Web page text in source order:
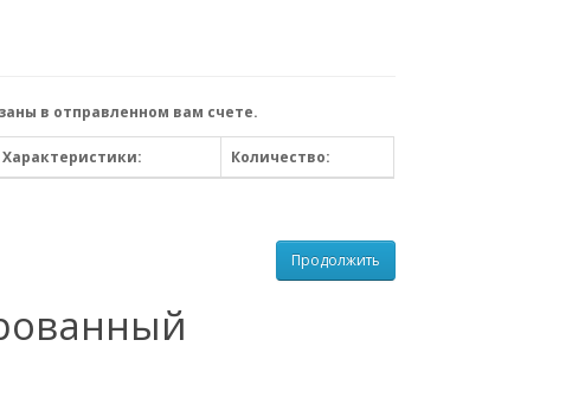
в отправленном вам счете.
Характеристики: Количество:
Продолжить